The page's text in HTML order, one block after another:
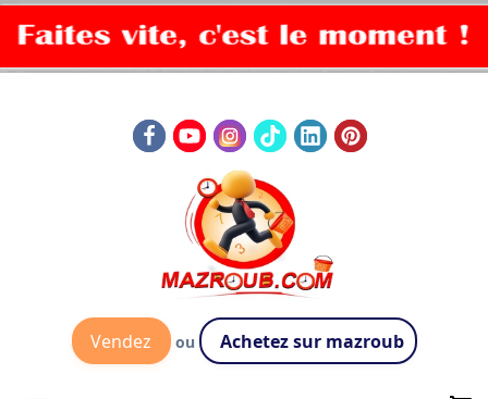
Vendez ou Achetez sur mazroub